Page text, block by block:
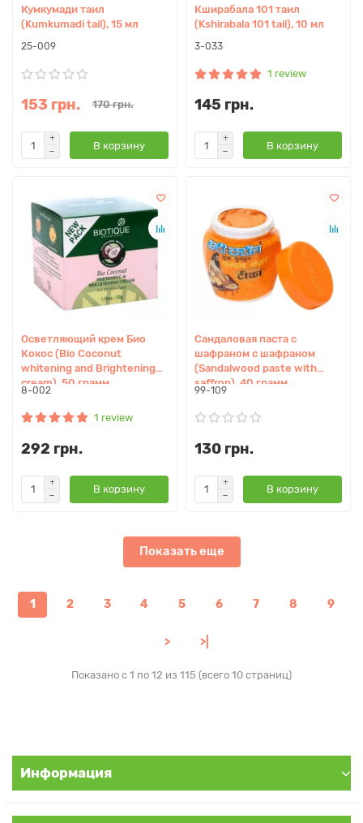
Кумкумади таил
(Kumkumadi tail), 15 мл
25-009
153 грн. 170 грн.
В корзину
Кширабала 101 таил
(Kshirabala 101 tail), 10 мл
3-033
1 review
145 грн.
В корзину
Осветляющий крем Био
Кокос (Bio Coconut
whitening and Brightening
cream), 50 грамм
8-002
1 review
292 грн.
В корзину
Сандаловая паста с
шафраном с шафраном
(Sandalwood paste with
saffron), 40 грамм
99-109
130 грн.
В корзину
Показать еще
1 2 3 4 5 6 7 8 9
> >|
Показано с 1 по 12 из 115 (всего 10 страниц)
Информация